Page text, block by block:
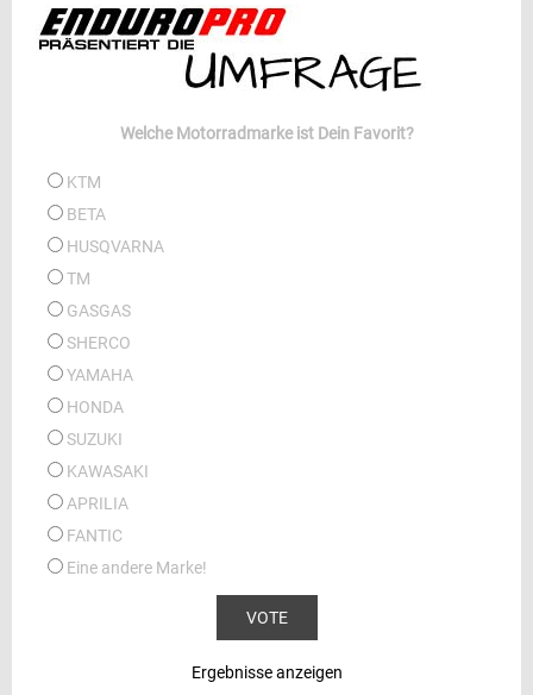
Welche Motorradmarke ist Dein Favorit?
KTM
BETA
HUSQVARNA
TM
GASGAS
SHERCO
YAMAHA
HONDA
SUZUKI
KAWASAKI
APRILIA
FANTIC
Eine andere Marke!
Ergebnisse anzeigen